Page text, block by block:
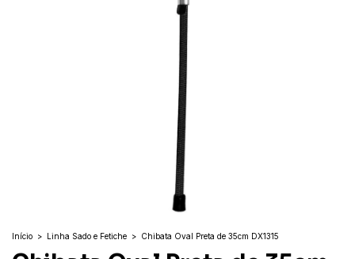
Início > Linha Sado e Fetiche > Chibata Oval Preta de 35cm DX1315